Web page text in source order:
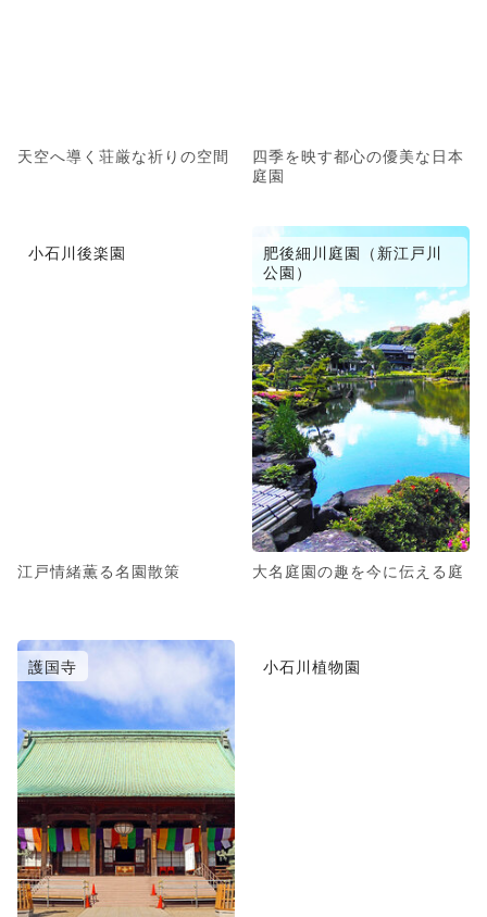
天空へ導く荘厳な祈りの空間
四季を映す都心の優美な日本
庭園
小石川後楽園
江戸情緒薫る名園散策
肥後細川庭園（新江戸川
公園）
大名庭園の趣を今に伝える庭
護国寺 小石川植物園